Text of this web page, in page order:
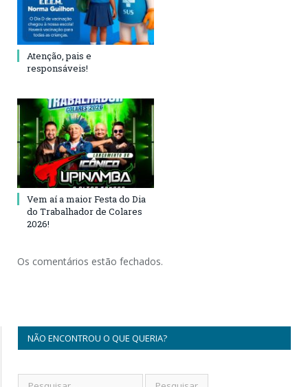
Atenção, pais e
responsáveis!
Vem aí a maior Festa do Dia
do Trabalhador de Colares
2026!
Os comentários estão fechados.
NÃO ENCONTROU O QUE QUERIA?